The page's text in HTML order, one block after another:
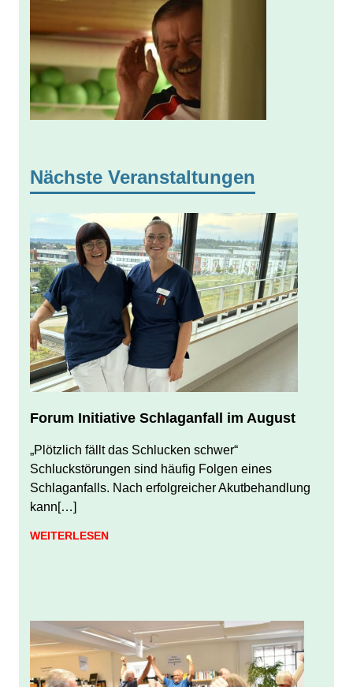
Nächste Veranstaltungen
Forum Initiative Schlaganfall im August
JULI 31, 2026
JUERGEN FINDEISEN
„Plötzlich fällt das Schlucken schwer“
Schluckstörungen sind häufig Folgen eines
Schlaganfalls. Nach erfolgreicher Akutbehandlung
kann[…]
WEITERLESEN